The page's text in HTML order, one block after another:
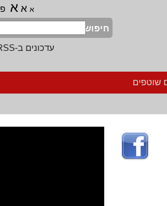
א א א
חיפוש
עדכונים ב-RSS
שוטפים